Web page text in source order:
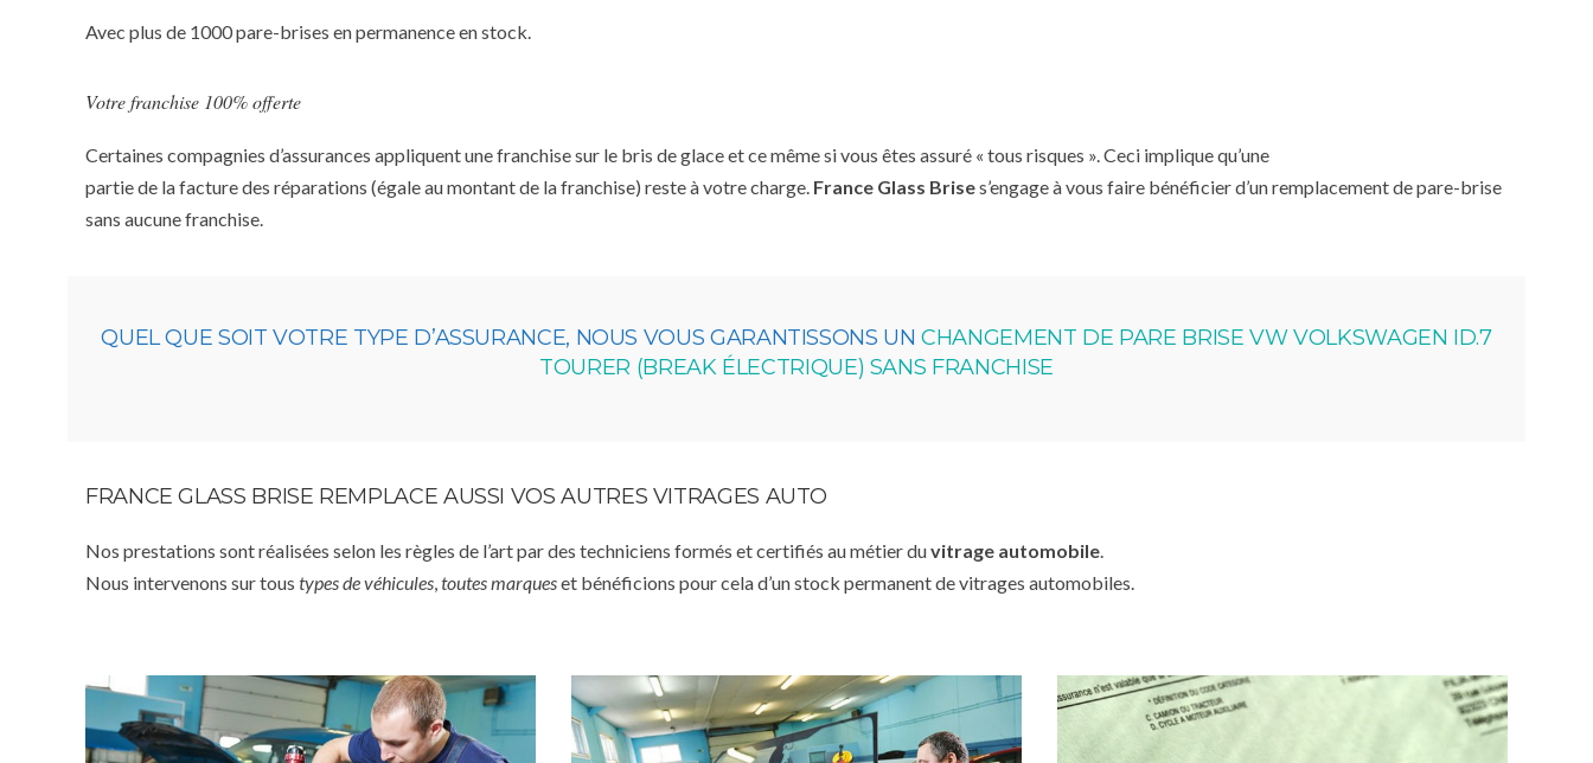
Avec plus de 1000 pare-brises en permanence en stock.
Votre franchise 100% offerte
Certaines compagnies d’assurances appliquent une franchise sur le bris de glace et ce même si vous êtes assuré « tous risques ». Ceci implique qu’une
partie de la facture des réparations (égale au montant de la franchise) reste à votre charge. France Glass Brises’engage à vous faire bénéficier d’un remplacement de pare-brise
sans aucune franchise.
QUEL QUE SOIT VOTRE TYPE D’ASSURANCE, NOUS VOUS GARANTISSONS UNCHANGEMENT DE PARE BRISE VW VOLKSWAGEN ID.7
TOURER (BREAK ÉLECTRIQUE) SANS FRANCHISE
FRANCE GLASS BRISE REMPLACE AUSSI VOS AUTRES VITRAGES AUTO
Nos prestations sont réalisées selon les règles de l’art par des techniciens formés et certifiés au métier duvitrage automobile.
Nous intervenons sur tous types de véhicules,toutes marqueset bénéficions pour cela d’un stock permanent de vitrages automobiles.